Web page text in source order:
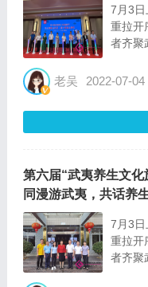
7月3日
重拉开
者齐聚
养生文
究所、
员会
数···
老吴 2022-07-
第六届“武夷养生文
同漫游武夷，共话养
7月3日
重拉开
者齐聚